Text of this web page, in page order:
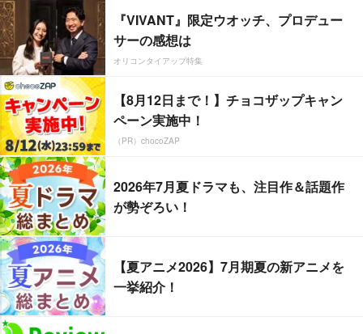
『VIVANT』限定ウオッチ、プロデュー
サーの感想は
オリコンタイアップ特集
【8月12日まで！】チョコザップキャン
ペーン実施中！
（PR）chocoZAP
2026年7月夏ドラマも、注目作＆話題作
が勢ぞろい！
【夏アニメ2026】7月期夏の新アニメを
一挙紹介！